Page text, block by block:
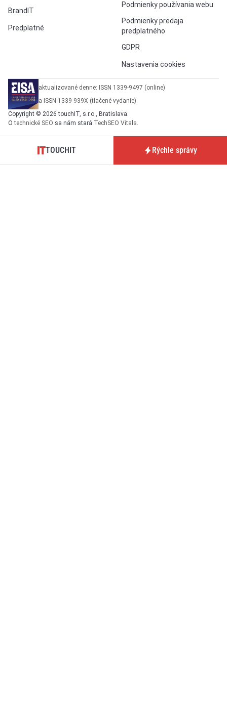
BrandIT
Predplatné
Podmienky používania webu
Podmienky predaja
predplatného
GDPR
Nastavenia cookies
aktualizované denne: ISSN 1339-9497 (online)
a ISSN 1339-939X (tlačené vydanie)
Copyright © 2026 touchIT, s.r.o., Bratislava.
Otechnické SEO sa nám stará TechSEO Vitals.
TOUCHIT Rýchle správy